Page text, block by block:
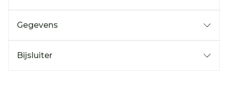
Gegevens
Bijsluiter